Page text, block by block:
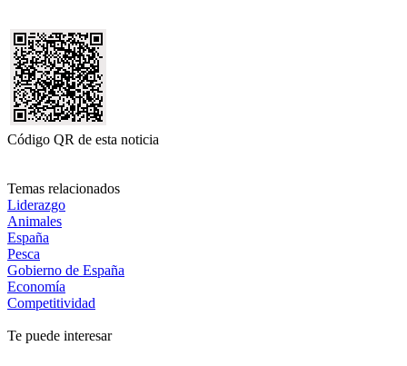
Código QR de esta noticia
Temas relacionados
Liderazgo
Animales
España
Pesca
Gobierno de España
Economía
Competitividad
Te puede interesar